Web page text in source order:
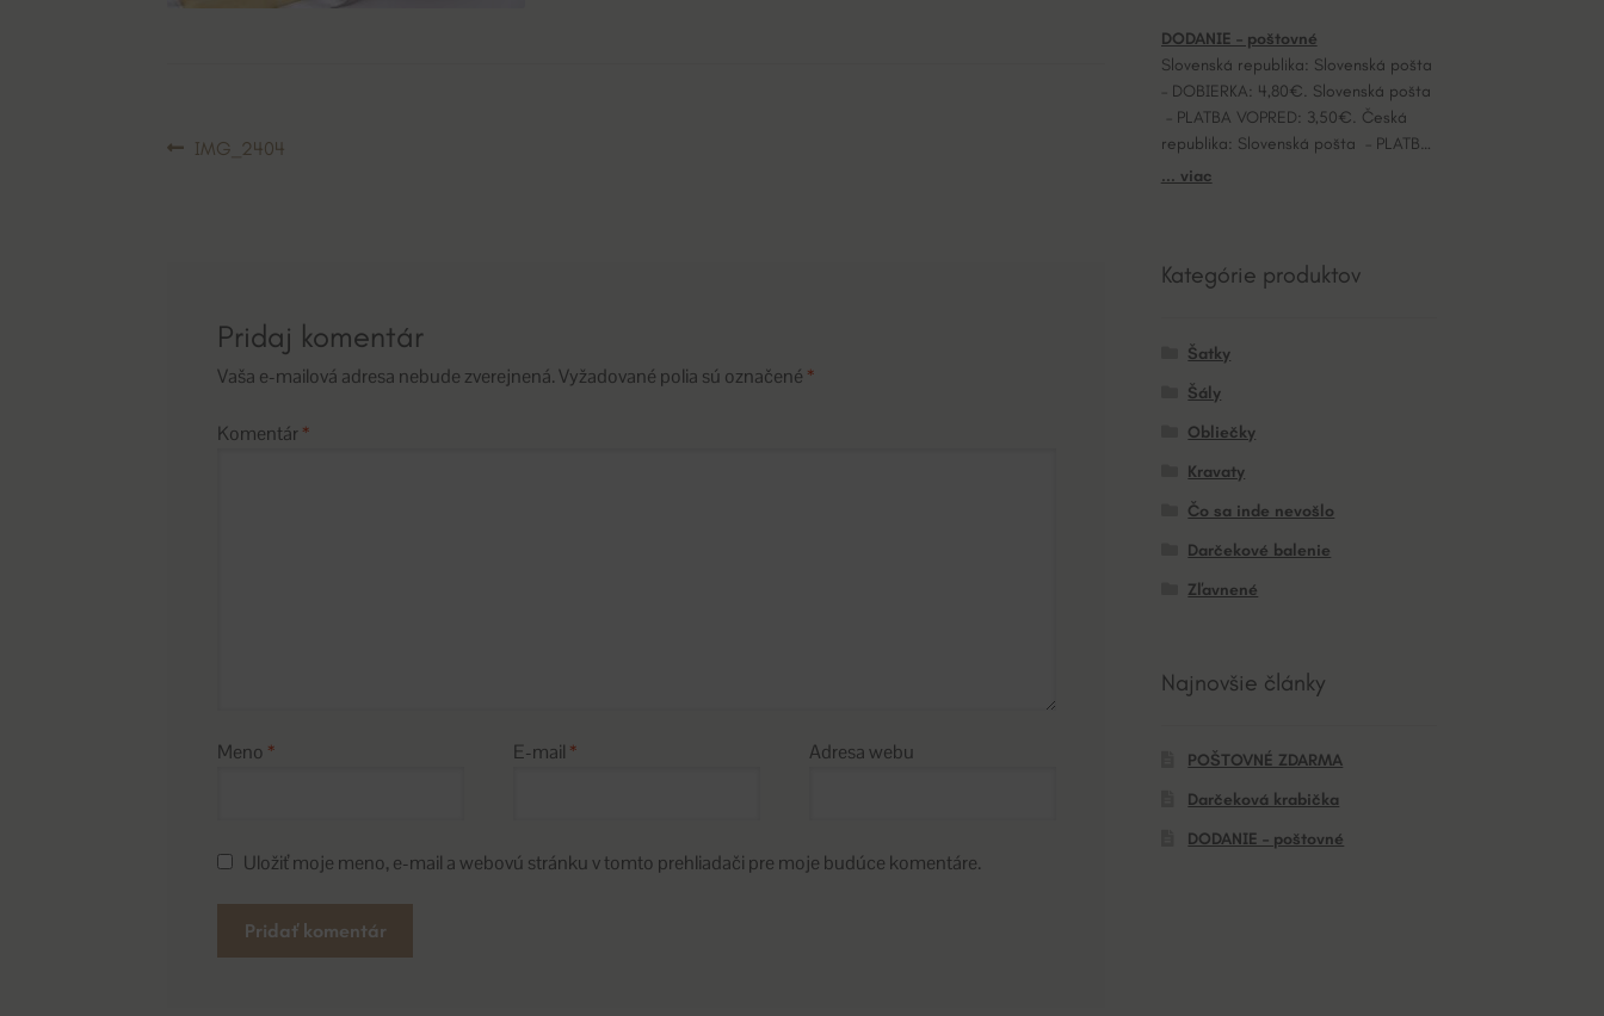
Navigácia
Predchádzajúci
IMG_2404
Pridaj komentár
Vaša e-mailová adresa nebude zverejnená.Vyžadované polia sú označené *
Komentár*
Meno * E-mail * Adresa webu
Uložiť moje meno, e-mail a webovú stránku v tomto prehliadači pre moje budúce komentáre.
DODANIE – poštovné
Slovenská republika: Slovenská pošta
– DOBIERKA: 4,80€. Slovenská pošta
– PLATBA VOPRED: 3,50€. Česká
republika: Slovenská pošta – PLATBA
VOPRED: 7,20€.
... viac
Kategórie produktov
Šatky
Šály
Obliečky
Kravaty
Čo sa inde nevošlo
Darčekové balenie
Zľavnené
Najnovšie články
POŠTOVNÉ ZDARMA
Darčeková krabička
DODANIE – poštovné